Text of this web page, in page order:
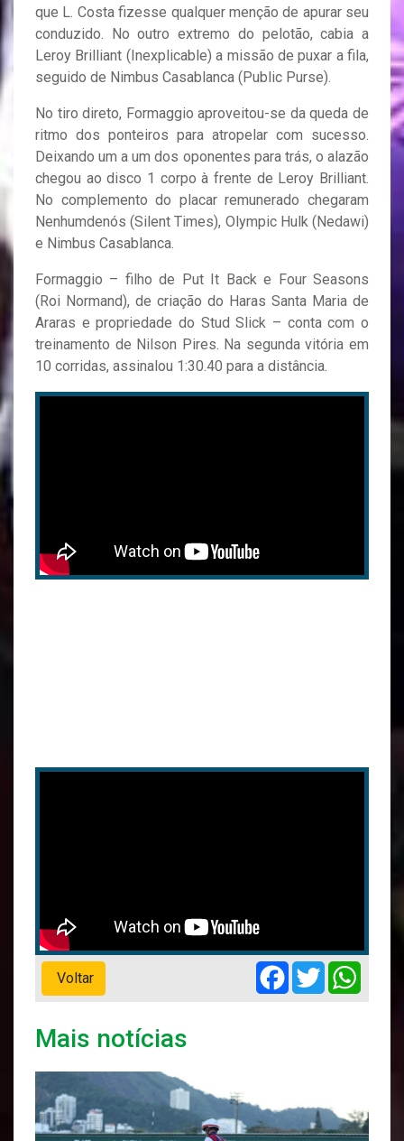
que L. Costa fizesse qualquer menção de apurar seu
conduzido. No outro extremo do pelotão, cabia a
Leroy Brilliant (Inexplicable) a missão de puxar a fila,
seguido de Nimbus Casablanca (Public Purse).
No tiro direto, Formaggio aproveitou-se da queda de
ritmo dos ponteiros para atropelar com sucesso.
Deixando um a um dos oponentes para trás, o alazão
chegou ao disco 1 corpo à frente de Leroy Brilliant.
No complemento do placar remunerado chegaram
Nenhumdenós (Silent Times), Olympic Hulk (Nedawi)
e Nimbus Casablanca.
Formaggio – filho de Put It Back e Four Seasons
(Roi Normand), de criação do Haras Santa Maria de
Araras e propriedade do Stud Slick – conta com o
treinamento de Nilson Pires. Na segunda vitória em
10 corridas, assinalou 1:30.40 para a distância.
Voltar
Facebook
Twitter
Mais notícias